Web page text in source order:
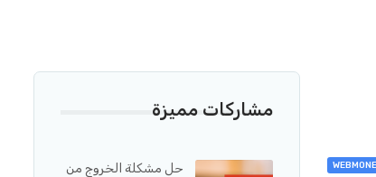
مشاركات مميزة
حل مشكلة الخروج من